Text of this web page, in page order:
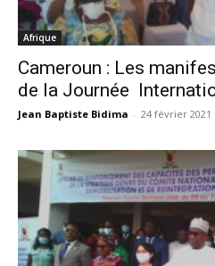
Afrique
Cameroun : Les
de la Journée
Jean Baptiste Bidima - 24 février 2021